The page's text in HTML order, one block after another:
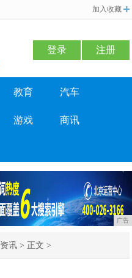
加入收藏
登录 注册
教育 汽车
游戏 商讯
广告
资讯 > 正文 >